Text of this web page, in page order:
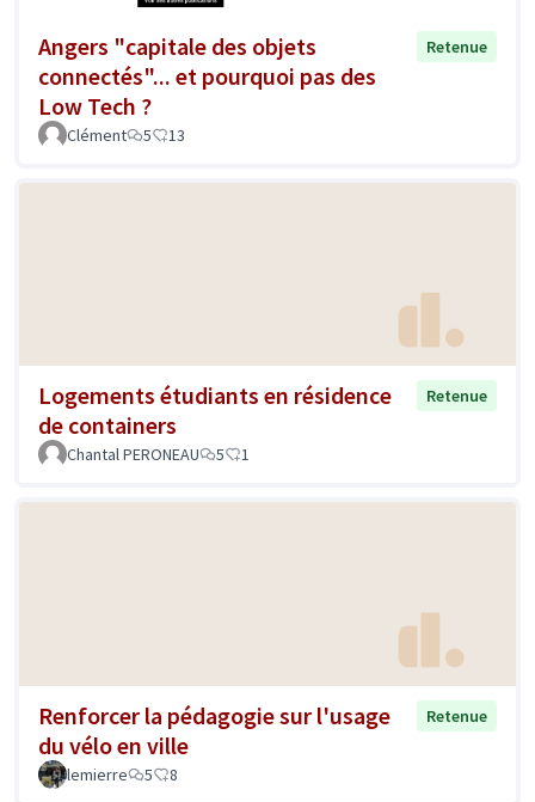
Angers "capitale des objets
connectés"... et pourquoi pas des
Low Tech ?
Retenue
Clément 5 13
Logements étudiants en résidence
de containers
Retenue
Chantal PERONEAU 5 1
Renforcer la pédagogie sur l'usage
du vélo en ville
Retenue
lemierre 5 8